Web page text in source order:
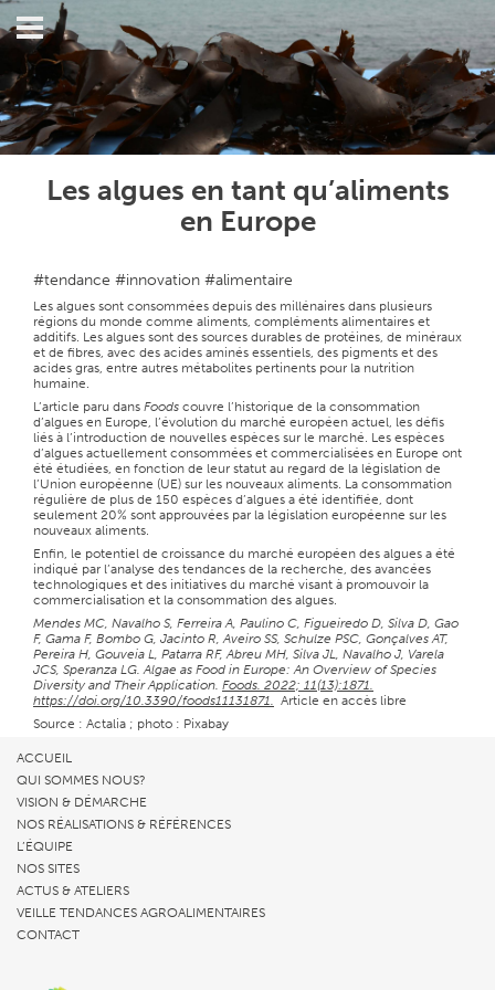
Les algues en tant qu’aliments
en Europe
#tendance #innovation #alimentaire
Les algues sont consommées depuis des millénaires dans plusieurs
régions du monde comme aliments, compléments alimentaires et
additifs. Les algues sont des sources durables de protéines, de minéraux
et de fibres, avec des acides aminés essentiels, des pigments et des
acides gras, entre autres métabolites pertinents pour la nutrition
humaine.
L’article paru dans Foods couvre l’historique de la consommation
d’algues en Europe, l’évolution du marché européen actuel, les défis
liés à l’introduction de nouvelles espèces sur le marché. Les espèces
d’algues actuellement consommées et commercialisées en Europe ont
été étudiées, en fonction de leur statut au regard de la législation de
l’Union européenne (UE) sur les nouveaux aliments. La consommation
régulière de plus de 150 espèces d’algues a été identifiée, dont
seulement 20% sont approuvées par la législation européenne sur les
nouveaux aliments.
Enfin, le potentiel de croissance du marché européen des algues a été
indiqué par l’analyse des tendances de la recherche, des avancées
technologiques et des initiatives du marché visant à promouvoir la
commercialisation et la consommation des algues.
Mendes MC, Navalho S, Ferreira A, Paulino C, Figueiredo D, Silva D, Gao
F, Gama F, Bombo G, Jacinto R, Aveiro SS, Schulze PSC, Gonçalves AT,
Pereira H, Gouveia L, Patarra RF, Abreu MH, Silva JL, Navalho J, Varela
JCS, Speranza LG. Algae as Food in Europe: An Overview of Species
Diversity and Their Application. Foods. 2022; 11(13):1871.
https://doi.org/10.3390/foods11131871. Article en accès libre
Source : Actalia ; photo : Pixabay
ACCUEIL
QUI SOMMES NOUS?
VISION & DÉMARCHE
NOS RÉALISATIONS & RÉFÉRENCES
L’ÉQUIPE
NOS SITES
ACTUS & ATELIERS
VEILLE TENDANCES AGROALIMENTAIRES
CONTACT